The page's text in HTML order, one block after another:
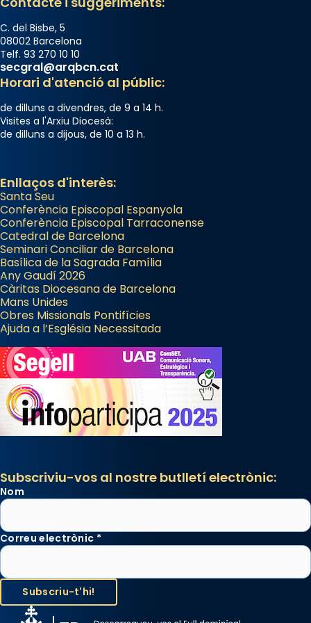
C. del Bisbe, 5
08002 Barcelona
Telf. 93 270 10 10
secgral@arqbcn.cat
Horari d'atenció al públic:
de dilluns a divendres, de 9 a 14 h.
Visites a l'Arxiu Diocesà:
de dilluns a dijous, de 10 a 13 h.
Enllaços d'interès:
Santa Seu
Conferència Episcopal Espanyola
Conferència Episcopal Tarraconense
Catedral de Barcelona
Seminari Conciliar de Barcelona
Basílica de la Sagrada Família
Any Gaudí 2026
Càritas Diocesana de Barcelona
Mans Unides
Obres Missionals Pontifícies
Ajuda a l’Església Necessitada
Subscriviu-vos al nostre butlletí electrònic:
Nom
Correu electrònic *